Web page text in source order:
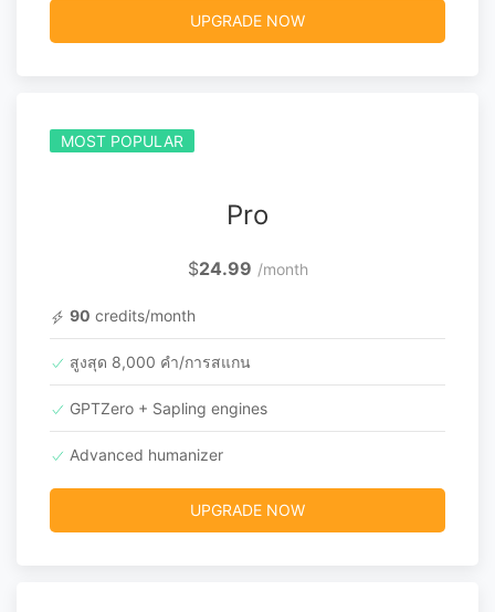
UPGRADE NOW
MOST POPULAR
Pro
$24.99 /month
90 credits/month
สูงสุด 8,000 คำ/การสแกน
GPTZero + Sapling engines
Advanced humanizer
UPGRADE NOW